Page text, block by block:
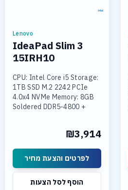
Lenovo
IdeaPad Slim 3
15IRH10
CPU: Intel Core i5 Storage:
1TB SSD M.2 2242 PCIe
4.0x4 NVMe Memory: 8GB
Soldered DDR5-4800 +
UHD Graphics Display: 15.3
₪3,914
לפרטים והצעת מחיר
הוסף לסל הצעות